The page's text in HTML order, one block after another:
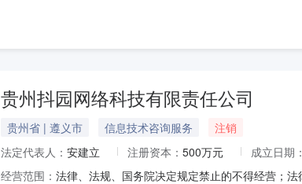
贵州抖园网络科技有限责任公司
贵州省 | 遵义市 信息技术咨询服务
注销
法定代表人： 安建立 注册资本： 500万元 成立日期：
经营范围：